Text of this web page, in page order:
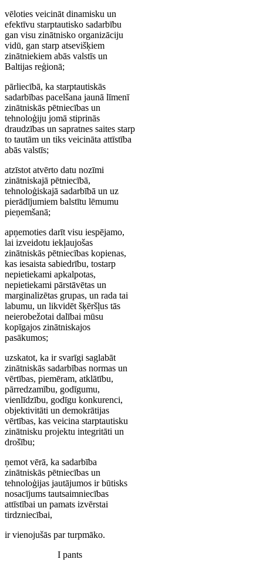
vēloties veicināt dinamisku un
efektīvu starptautisko sadarbību
gan visu zinātnisko organizāciju
vidū, gan starp atsevišķiem
zinātniekiem abās valstīs un
Baltijas reģionā;
pārliecībā, ka starptautiskās
sadarbības pacelšana jaunā līmenī
zinātniskās pētniecības un
tehnoloģiju jomā stiprinās
draudzības un sapratnes saites starp
to tautām un tiks veicināta attīstība
abās valstīs;
atzīstot atvērto datu nozīmi
zinātniskajā pētniecībā,
tehnoloģiskajā sadarbībā un uz
pierādījumiem balstītu lēmumu
pieņemšanā;
apņemoties darīt visu iespējamo,
lai izveidotu iekļaujošas
zinātniskās pētniecības kopienas,
kas iesaista sabiedrību, tostarp
nepietiekami apkalpotas,
nepietiekami pārstāvētas un
marginalizētas grupas, un rada tai
labumu, un likvidēt šķēršļus tās
neierobežotai dalībai mūsu
kopīgajos zinātniskajos
pasākumos;
uzskatot, ka ir svarīgi saglabāt
zinātniskās sadarbības normas un
vērtības, piemēram, atklātību,
pārredzamību, godīgumu,
vienlīdzību, godīgu konkurenci,
objektivitāti un demokrātijas
vērtības, kas veicina starptautisku
zinātnisku projektu integritāti un
drošību;
ņemot vērā, ka sadarbība
zinātniskās pētniecības un
tehnoloģijas jautājumos ir būtisks
nosacījums tautsaimniecības
attīstībai un pamats izvērstai
tirdzniecībai,
ir vienojušās par turpmāko.
I pants